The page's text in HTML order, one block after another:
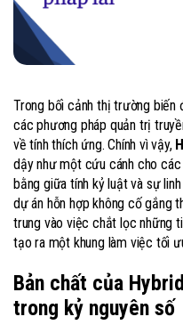
Trong bối cảnh thị trường biến
các phương pháp quản trị
về tính thích ứng. Chính vì vậy,
dậy như một cứu cánh cho
bằng giữa tính kỷ luật và sự
dự án hỗn hợp không cố gắng
trung vào việc chắt lọc những
tạo ra một khung làm việc tối
Bản chất của
trong kỷ nguyên số